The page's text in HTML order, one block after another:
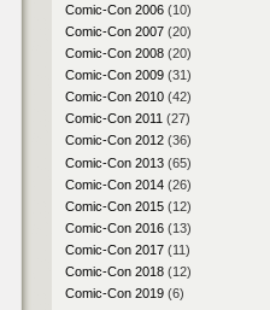
Comic-Con 2006(10)
Comic-Con 2007(20)
Comic-Con 2008(20)
Comic-Con 2009(31)
Comic-Con 2010(42)
Comic-Con 2011 (27)
Comic-Con 2012(36)
Comic-Con 2013(65)
Comic-Con 2014(26)
Comic-Con 2015(12)
Comic-Con 2016(13)
Comic-Con 2017(11)
Comic-Con 2018(12)
Comic-Con 2019(6)